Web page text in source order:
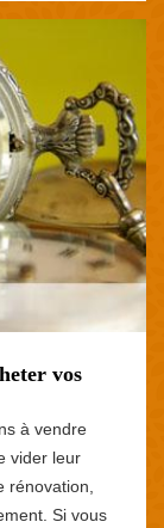
vos
à vendre
vider leur
rénovation,
Si vous